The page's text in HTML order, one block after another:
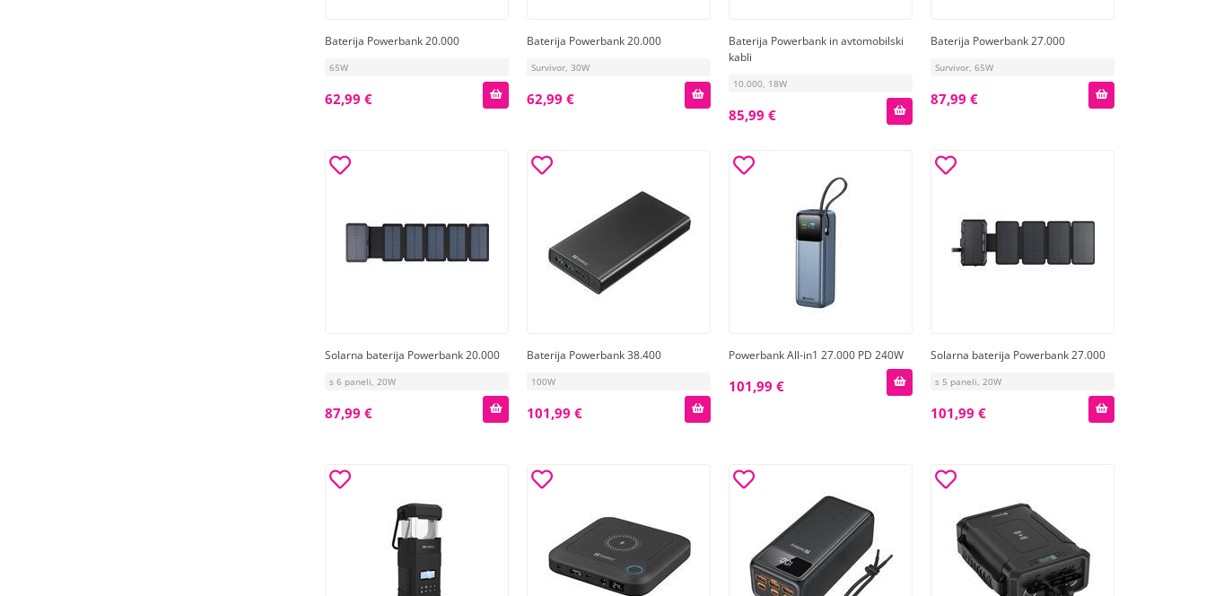
Baterija Powerbank 20.000
65W
62,99 €
Baterija Powerbank 20.000
Survivor, 30W
62,99 €
Baterija Powerbank in avtomobilski
kabli
10.000, 18W
85,99 €
Baterija Powerbank 27.000
Survivor, 65W
87,99 €
Solarna baterija Powerbank 20.000
s 6 paneli, 20W
87,99 €
Baterija Powerbank 38.400
100W
101,99 €
Powerbank All-in1 27.000 PD 240W
101,99 €
Solarna baterija Powerbank 27.000
s 5 paneli, 20W
101,99 €